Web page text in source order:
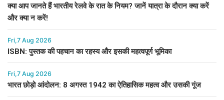
क्या आप जानते हैं भारतीय रेलवे के रात के नियम? जानें यात्रा के दौरान क्या करें
और क्या न करें!
Fri,7 Aug 2026
ISBN: पुस्तक की पहचान का रहस्य और इसकी महत्वपूर्ण भूमिका
Fri,7 Aug 2026
भारत छोड़ो आंदोलन: 8 अगस्त 1942 का ऐतिहासिक महत्व और उसकी गूंज